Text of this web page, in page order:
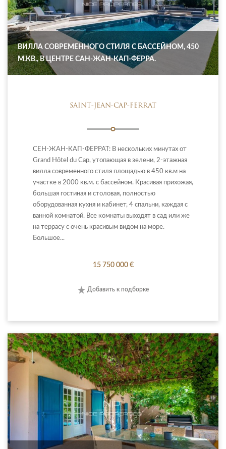
ВИЛЛА СОВРЕМЕННОГО СТИЛЯ С БАССЕЙНОМ, 450
М.КВ., В ЦЕНТРЕ САН-ЖАН-КАП-ФЕРРА.
SAINT-JEAN-CAP-FERRAT
СЕН-ЖАН-КАП-ФЕРРАТ: В нескольких минутах от
Grand Hôtel du Cap, утопающая в зелени, 2-этажная
вилла современного стиля площадью в 450 кв.м на
участке в 2000 кв.м. с бассейном. Красивая прихожая,
большая гостиная и столовая, полностью
оборудованная кухня и кабинет, 4 спальни, каждая с
ванной комнатой. Все комнаты выходят в сад или же
на террасу с очень красивым видом на море.
Большое...
15 750 000 €
Добавить к подборке